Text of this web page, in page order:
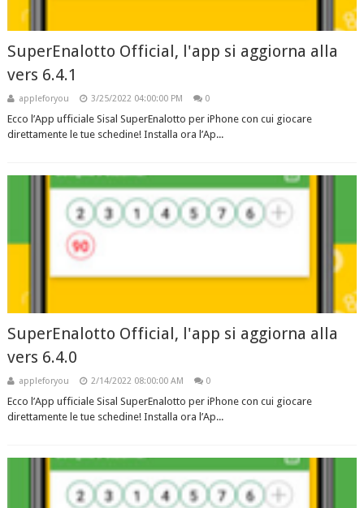
SuperEnalotto Official, l'app si aggiorna alla
vers 6.4.1
appleforyou 3/25/2022 04:00:00 PM 0
Ecco l’App ufficiale Sisal SuperEnalotto per iPhone con cui giocare
direttamente le tue schedine! Installa ora l’Ap...
SuperEnalotto Official, l'app si aggiorna alla
vers 6.4.0
appleforyou 2/14/2022 08:00:00 AM 0
Ecco l’App ufficiale Sisal SuperEnalotto per iPhone con cui giocare
direttamente le tue schedine! Installa ora l’Ap...